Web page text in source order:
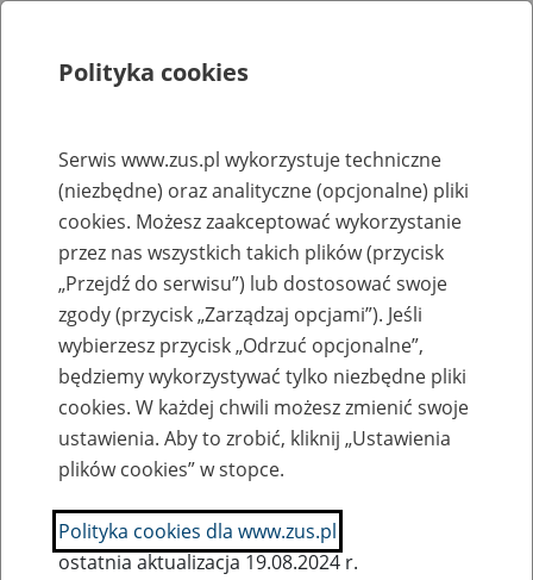
Rejestry, ewidencje i archiwa
Baza zlikwidowanych lub
przekształconych zakładów pracy
Nazwa zakładu pracy:
SZUKAJ
Polityka cookies
Serwis www.zus.pl wykorzystuje techniczne
(niezbędne) oraz analityczne (opcjonalne) pliki
cookies. Możesz zaakceptować wykorzystanie
przez nas wszystkich takich plików (przycisk
„Przejdź do serwisu”) lub dostosować swoje
zgody (przycisk „Zarządzaj opcjami”). Jeśli
wybierzesz przycisk „Odrzuć opcjonalne”,
będziemy wykorzystywać tylko niezbędne pliki
cookies. W każdej chwili możesz zmienić swoje
ustawienia. Aby to zrobić, kliknij „Ustawienia
plików cookies” w stopce.
Polityka cookies dla www.zus.pl
ostatnia aktualizacja 19.08.2024 r.